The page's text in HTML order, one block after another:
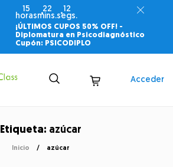
15
horas
22
mins.
12
segs.
¡ÚLTIMOS CUPOS 50% OFF! -
Diplomatura en Psicodiagnóstico
Cupón: PSICODIPLO
Acceder
Etiqueta: azúcar
Inicio azúcar